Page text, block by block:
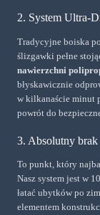
2. System Ultra-
Tradycyjne boiska
ślizgawki pełne
nawierzchni
błyskawicznie
w kilkanaście minut
powrót do
3. Absolutny
To punkt, który
Nasz system jest w
łatać ubytków po
elementem